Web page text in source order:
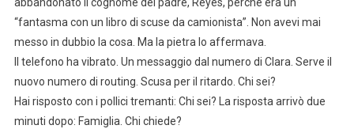
abbandonato il cognome del padre, Reyes, perché era un
“fantasma con un libro di scuse da camionista”. Non avevi mai
messo in dubbio la cosa. Ma la pietra lo affermava.
Il telefono ha vibrato. Un messaggio dal numero di Clara. Serve il
nuovo numero di routing. Scusa per il ritardo. Chi sei?
Hai risposto con i pollici tremanti: Chi sei? La risposta arrivò due
minuti dopo: Famiglia. Chi chiede?